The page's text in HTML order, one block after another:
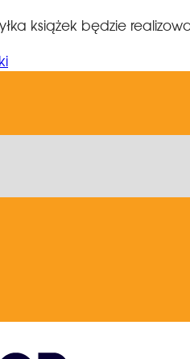
książek będzie